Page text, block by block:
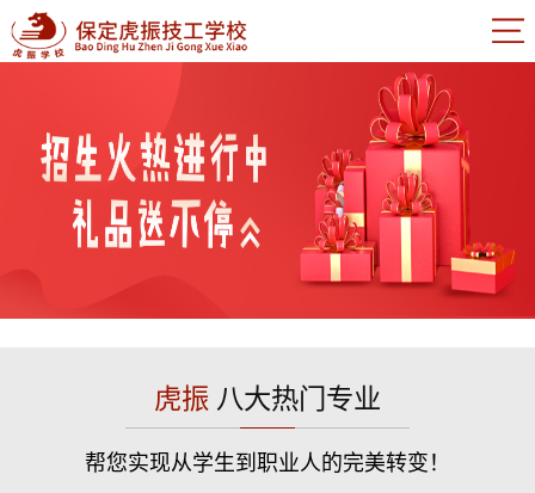
虎振 八大热门专业
帮您实现从学生到职业人的完美转变！